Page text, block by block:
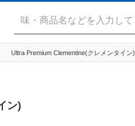
Ultra Premium Clementine(クレメンタイン)
ン)